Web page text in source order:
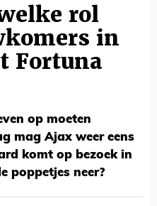
rol
in
Fortuna
op moeten
mag Ajax weer eens
komt op bezoek in
poppetjes neer?